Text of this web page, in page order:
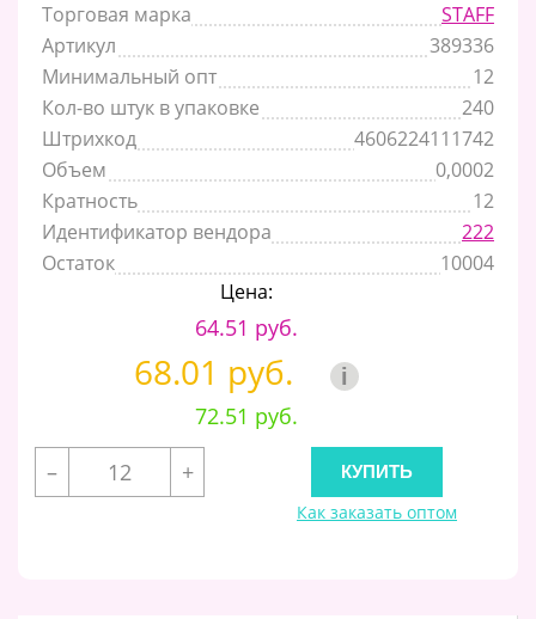
Торговая марка
STAFF
Артикул
389336
Минимальный опт
12
Кол-во штук в упаковке
240
Штрихкод
4606224111742
Объем
0,0002
Кратность
12
Идентификатор вендора
222
Остаток
10004
Цена:
64.51 руб.
68.01 руб. i
72.51 руб.
–
+
Как заказать оптом